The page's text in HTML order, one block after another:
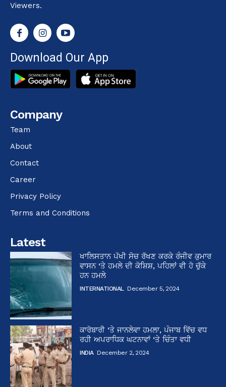
Viewers.
Download Our App
Company
Team
About
Contact
Career
Privacy Policy
Terms and Conditions
Latest
ਖਾਲਿਸਤਾਨ ਪੱਖੀ ਸੋਚ ਰੱਖਣ ਕਰਕੇ ਰੰਜੀਵ ਕੁਮਾਰ
ਵਾਸਨ ‘ਤੇ ਹਮਲੇ ਦੀ ਕੋਸ਼ਿਸ਼, ਪਹਿਲਾਂ ਵੀ ਹੋ ਚੁੱਕੇ
ਹਨ ਹਮਲੇ
INTERNATIONAL December 5, 2024
ਕਾਰੋਬਾਰੀ ‘ਤੇ ਜਾਨਲੇਵਾ ਹਮਲਾ, ਪੰਜਾਬ ਵਿੱਚ ਵਧ
ਰਹੀ ਅਪਰਾਧਿਕ ਘਟਨਾਵਾਂ ‘ਤੇ ਚਿੰਤਾ ਵਧੀ
INDIA December 2, 2024